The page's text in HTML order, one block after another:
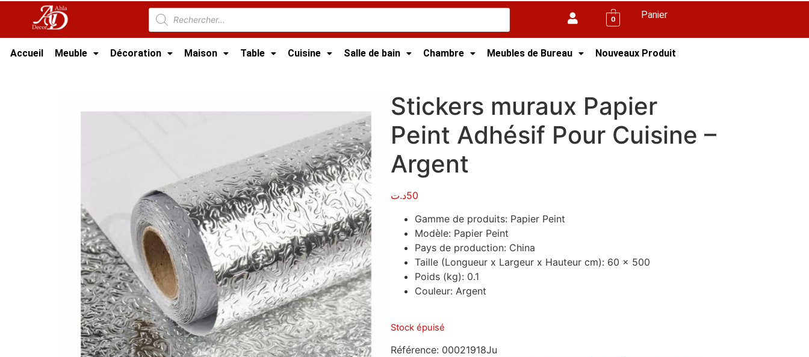
0 Panier
Accueil Meuble Décoration Maison Table Cuisine Salle de bain Chambre Meubles de Bureau Nouveaux Produit
Stickers muraux Papier
Peint Adhésif Pour Cuisine –
Argent
50د.ت
Gamme de produits: Papier Peint
Modèle: Papier Peint
Pays de production: China
Taille (Longueur x Largeur x Hauteur cm): 60 x 500
Poids (kg): 0.1
Couleur: Argent
Stock épuisé
Référence: 00021918Ju